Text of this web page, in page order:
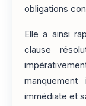
obligations
Elle a ainsi
clause
immédiate et